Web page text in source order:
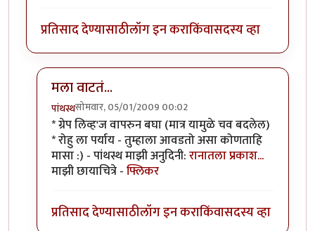
प्रतिसाद देण्यासाठीलॉग इन कराकिंवासदस्य व्हा
मला वाटतं...
पांथस्थसोमवार, 05/01/2009 00:02
In reply toकेळिचि पानेbyगोगोल
* ग्रेप लिव्ह'ज वापरुन बघा (मात्र यामुळे चव बदलेल)
* रोहु ला पर्याय - तुम्हाला आवडतो असा कोणताहि
मासा :) - पांथस्थ माझी अनुदिनी:रानातला प्रकाश...
माझी छायाचित्रे -फ्लिकर
प्रतिसाद देण्यासाठीलॉग इन कराकिंवासदस्य व्हा